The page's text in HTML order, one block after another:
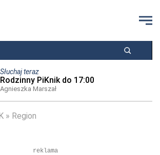
Słuchaj teraz
Rodzinny PiKnik do 17:00
Agnieszka Marszał
Region
reklama